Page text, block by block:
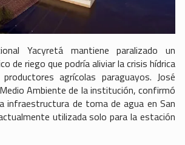
Yacyretá mantiene paralizado un
de riego que podría aliviar la crisis hídrica
agrícolas paraguayos. José
Ambiente de la institución, confirmó
infraestructura de toma de agua en San
utilizada solo para la estación